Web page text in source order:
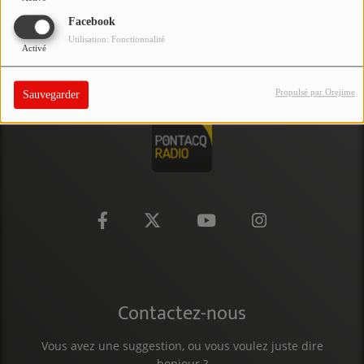
Facebook
Activé
Utilisation: Fonctionnalité
Sauvegarder Propulsé par Orejime
PARTICIPEZ
JEUX CONCOURS
RECRUTEMENT
VENEZ DANS LE PUBLIC !
Contactez-nous
Vous avez une suggestion, ou vous voulez juste dire